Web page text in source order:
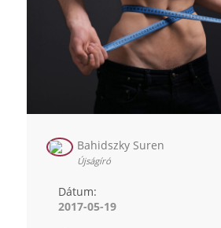
Bahidszky Suren
Újságíró
Dátum:
2017-05-19